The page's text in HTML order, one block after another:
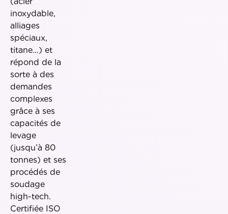
inoxydable,
alliages
spéciaux,
titane…) et
répond de la
sorte à des
demandes
complexes
grâce à ses
capacités de
levage
(jusqu’à 80
tonnes) et ses
procédés de
soudage
high-tech.
Certifiée ISO